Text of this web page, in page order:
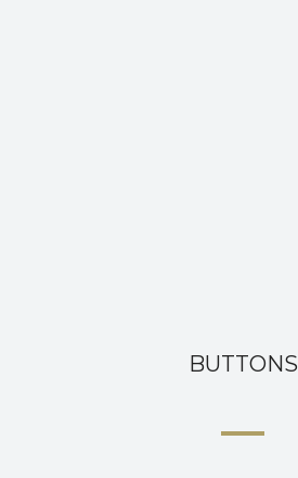
BUTTONS